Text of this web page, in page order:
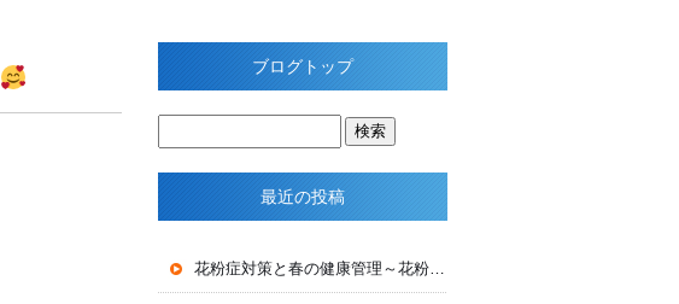
ブログトップ
最近の投稿
花粉症対策と春の健康管理～花粉の季節を快適に過ごす～